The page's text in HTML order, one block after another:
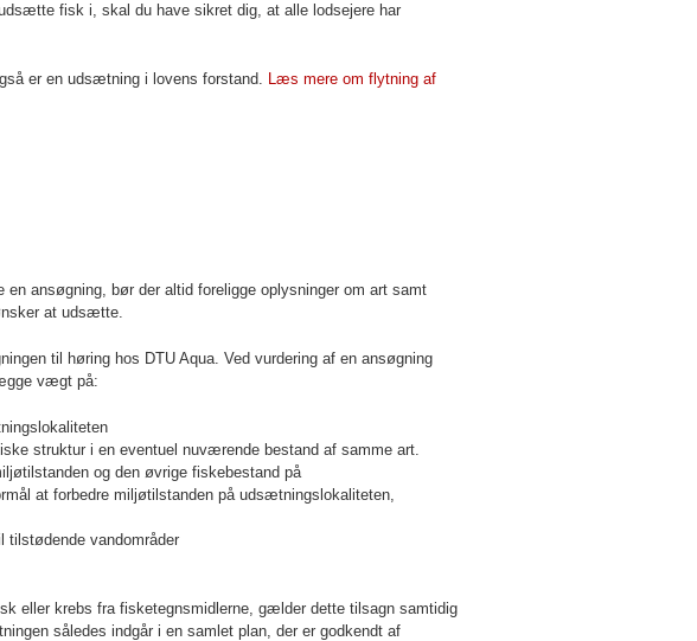
fisk i, skal du have sikret dig, at alle lodsejere har
er en udsætning i lovens forstand. Læs mere om flytning af
ansøgning, bør der altid foreligge oplysninger om art samt
at udsætte.
til høring hos DTU Aqua. Ved vurdering af en ansøgning
vægt på:
struktur i en eventuel nuværende bestand af samme art.
og den øvrige fiskebestand på
at forbedre miljøtilstanden på udsætningslokaliteten,
tilstødende vandområder
eller krebs fra fisketegnsmidlerne, gælder dette tilsagn samtidig
således indgår i en samlet plan, der er godkendt af